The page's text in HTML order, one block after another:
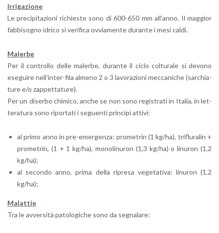
Ir­ri­ga­zio­ne
Le pre­ci­pi­ta­zio­ni ri­chie­ste sono di 600-650 mm al­l’an­no. Il mag­gior
fab­bi­so­gno idri­co si ve­ri­fi­ca ov­via­men­te du­ran­te i mesi caldi.
Ma­ler­be
Per il con­trol­lo delle ma­ler­be, du­ran­te il ciclo col­tu­ra­le si de­vo­no
ese­gui­re nel­l’in­ter-fi­la al­me­no 2 o 3 la­vo­ra­zio­ni mec­ca­ni­che (sar­chia­
tu­re e/o zap­pet­ta­tu­re).
Per un di­ser­bo chi­mi­co, anche se non sono re­gi­stra­ti in Ita­lia, in let­
te­ra­tu­ra sono ri­por­ta­ti i se­guen­ti prin­ci­pi at­ti­vi:
al primo anno in pre-emer­gen­za: pro­me­trin (1 kg/ha), tri­flu­ra­lin +
pro­me­trin, (1 + 1 kg/ha), mo­no­li­nu­ron (1,3 kg/ha) o li­nu­ron (1,2
kg/ha);
al se­con­do anno, prima della ri­pre­sa ve­ge­ta­ti­va: li­nu­ron (1,2
kg/ha);
Ma­lat­tie
Tra le av­ver­si­tà pa­to­lo­gi­che sono da se­gna­la­re: